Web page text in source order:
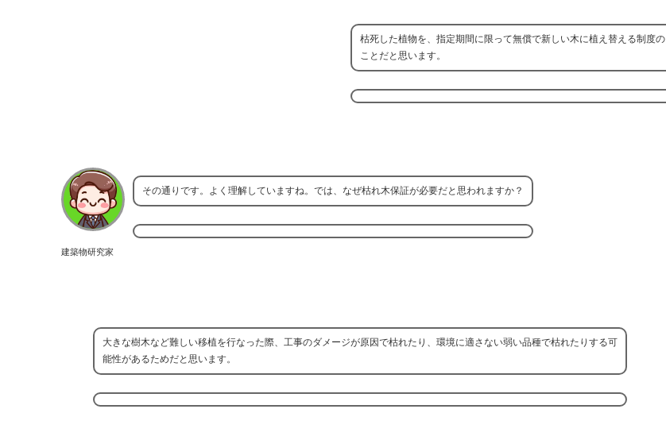
枯死した植物を、指定期間に限って無償で新しい木に植え替える制度の
ことだと思います。
建築物研究家
その通りです。よく理解していますね。では、なぜ枯れ木保証が必要だと思われますか？
大きな樹木など難しい移植を行なった際、工事のダメージが原因で枯れたり、環境に適さない弱い品種で枯れたりする可
能性があるためだと思います。